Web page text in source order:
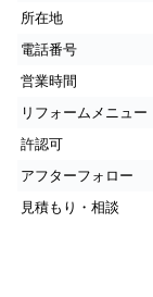
所在地
電話番号
営業時間
リフォームメニュー
許認可
アフターフォロー
見積もり・相談